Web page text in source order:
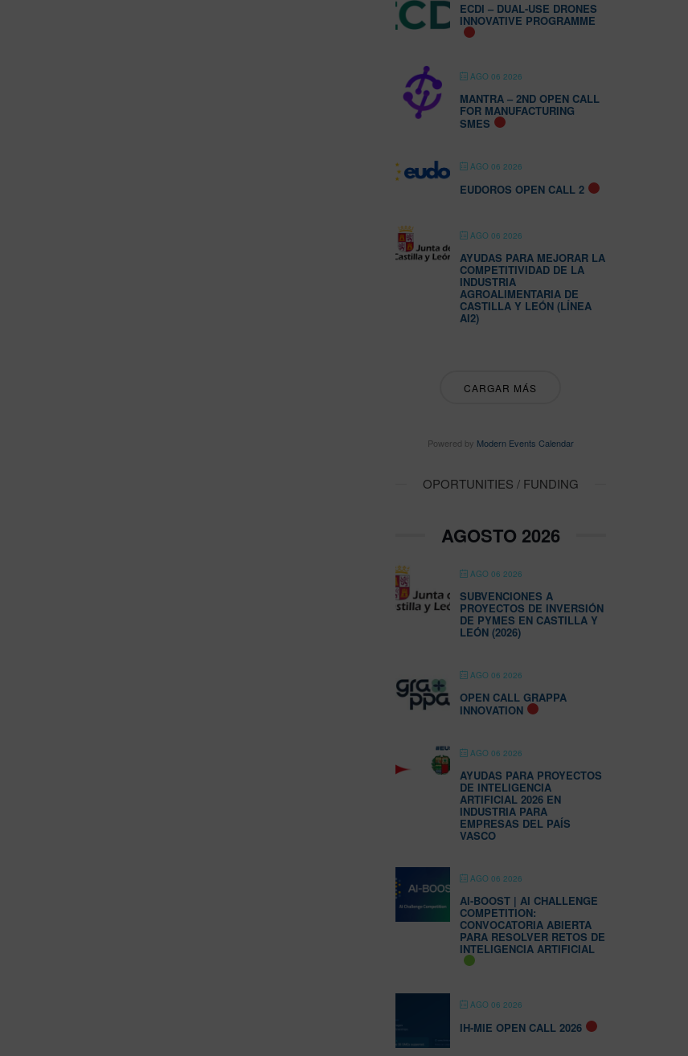
ECDI – DUAL-USE DRONES
INNOVATIVE PROGRAMME
AGO 06 2026
MANTRA – 2ND OPEN CALL
FOR MANUFACTURING
SMES
AGO 06 2026
EUDOROS OPEN CALL 2
AGO 06 2026
AYUDAS PARA MEJORAR LA
COMPETITIVIDAD DE LA
INDUSTRIA
AGROALIMENTARIA DE
CASTILLA Y LEÓN (LÍNEA
AI2)
CARGAR MÁS
Powered by Modern Events Calendar
OPORTUNITIES / FUNDING
AGOSTO 2026
AGO 06 2026
SUBVENCIONES A
PROYECTOS DE INVERSIÓN
DE PYMES EN CASTILLA Y
LEÓN (2026)
AGO 06 2026
OPEN CALL GRAPPA
INNOVATION
AGO 06 2026
AYUDAS PARA PROYECTOS
DE INTELIGENCIA
ARTIFICIAL 2026 EN
INDUSTRIA PARA
EMPRESAS DEL PAÍS
VASCO
AGO 06 2026
AI-BOOST | AI CHALLENGE
COMPETITION:
CONVOCATORIA ABIERTA
PARA RESOLVER RETOS DE
INTELIGENCIA ARTIFICIAL
AGO 06 2026
IH-MIE OPEN CALL 2026